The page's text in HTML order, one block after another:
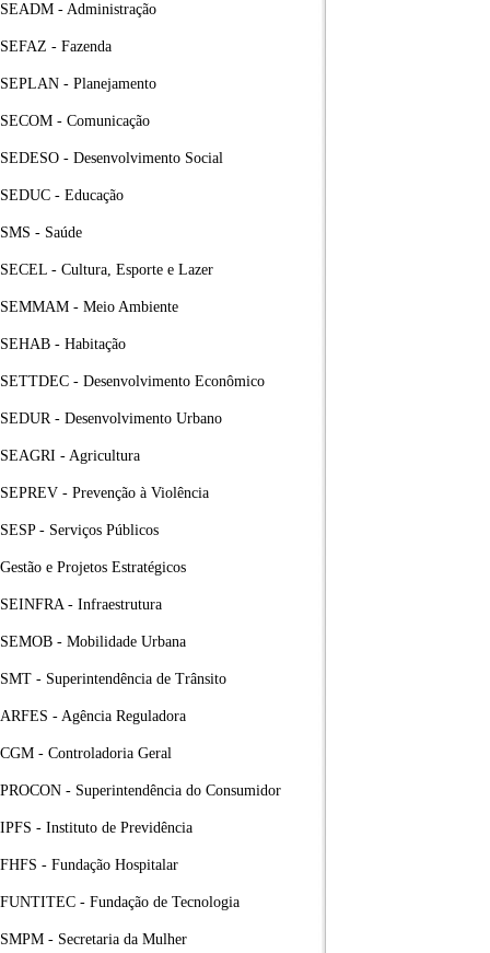
SEADM - Administração
SEFAZ - Fazenda
SEPLAN - Planejamento
SECOM - Comunicação
SEDESO - Desenvolvimento Social
SEDUC - Educação
SMS - Saúde
SECEL - Cultura, Esporte e Lazer
SEMMAM - Meio Ambiente
SEHAB - Habitação
SETTDEC - Desenvolvimento Econômico
SEDUR - Desenvolvimento Urbano
SEAGRI - Agricultura
SEPREV - Prevenção à Violência
SESP - Serviços Públicos
Gestão e Projetos Estratégicos
SEINFRA - Infraestrutura
SEMOB - Mobilidade Urbana
SMT - Superintendência de Trânsito
ARFES - Agência Reguladora
CGM - Controladoria Geral
PROCON - Superintendência do Consumidor
IPFS - Instituto de Previdência
FHFS - Fundação Hospitalar
FUNTITEC - Fundação de Tecnologia
SMPM - Secretaria da Mulher